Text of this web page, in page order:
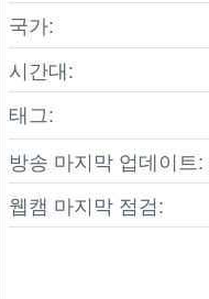
국가:
시간대:
태그:
방송 마지막 업데이트:
웹캠 마지막 점검: